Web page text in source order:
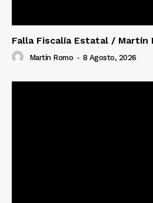
Falla Fiscalía Estatal / Martín
Martín Romo - 8 Agosto, 2026